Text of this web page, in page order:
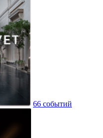
66 событий